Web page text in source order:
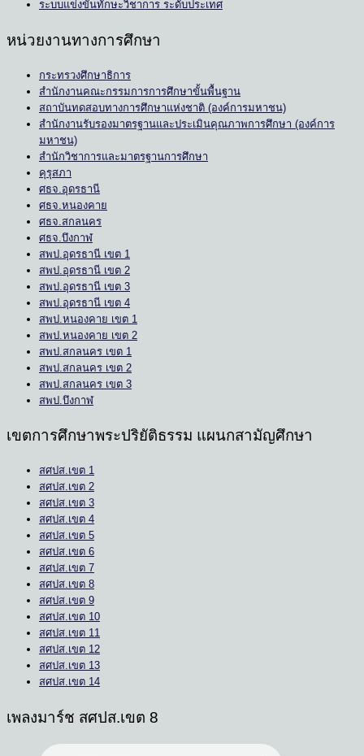
ระบบแข่งขันทักษะวิชาการ ระดับประเทศ
หน่วยงานทางการศึกษา
กระทรวงศึกษาธิการ
สำนักงานคณะกรรมการการศึกษาขั้นพื้นฐาน
สถาบันทดสอบทางการศึกษาแห่งชาติ (องค์การมหาชน)
สำนักงานรับรองมาตรฐานและประเมินคุณภาพการศึกษา (องค์การ
มหาชน)
สำนักวิชาการและมาตรฐานการศึกษา
คุรุสภา
ศธจ.อุดรธานี
ศธจ.หนองคาย
ศธจ.สกลนคร
ศธจ.บึงกาฬ
สพป.อุดรธานี เขต 1
สพป.อุดรธานี เขต 2
สพป.อุดรธานี เขต 3
สพป.อุดรธานี เขต 4
สพป.หนองคาย เขต 1
สพป.หนองคาย เขต 2
สพป.สกลนคร เขต 1
สพป.สกลนคร เขต 2
สพป.สกลนคร เขต 3
สพป.บึงกาฬ
เขตการศึกษาพระปริยัติธรรม แผนกสามัญศึกษา
สศปส.เขต 1
สศปส.เขต 2
สศปส.เขต 3
สศปส.เขต 4
สศปส.เขต 5
สศปส.เขต 6
สศปส.เขต 7
สศปส.เขต 8
สศปส.เขต 9
สศปส.เขต 10
สศปส.เขต 11
สศปส.เขต 12
สศปส.เขต 13
สศปส.เขต 14
เพลงมาร์ช สศปส.เขต 8